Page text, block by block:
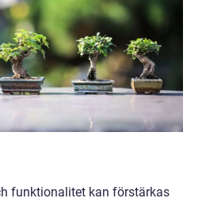
funktionalitet kan förstärkas